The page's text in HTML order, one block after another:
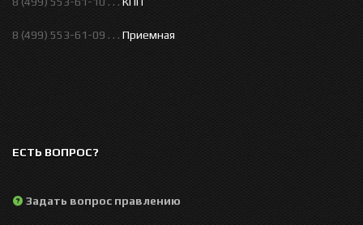
8 (499) 553-61-09 . . . Приемная
ЕСТЬ ВОПРОС?
Задать вопрос правлению